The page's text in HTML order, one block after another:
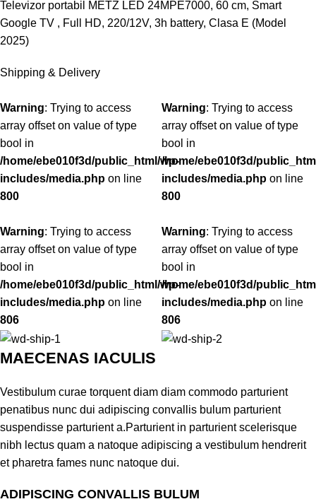
Televizor portabil METZ LED 24MPE7000, 60 cm, Smart
Google TV , Full HD, 220/12V, 3h battery, Clasa E (Model
2025)
Shipping & Delivery
Warning: Trying to access
array offset on value of type
bool in
/home/ebe010f3d/public_html/wp-
includes/media.php on line
800
Warning: Trying to access
array offset on value of type
bool in
/home/ebe010f3d/public_html/wp-
includes/media.php on line
806
Warning: Trying to access
array offset on value of type
bool in
/home/ebe010f3d/
includes/media.php on line
800
Warning: Trying to access
array offset on value of type
bool in
/home/ebe010f3d/
includes/media.php on line
806
MAECENAS IACULIS
Vestibulum curae torquent diam diam commodo parturient
penatibus nunc dui adipiscing convallis bulum parturient
suspendisse parturient a.Parturient in parturient scelerisque
nibh lectus quam a natoque adipiscing a vestibulum hendrerit
et pharetra fames nunc natoque dui.
ADIPISCING CONVALLIS BULUM